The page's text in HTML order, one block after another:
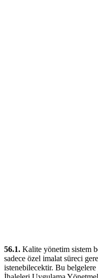
56.1. Kalite yönetim sistem
sadece özel imalat süreci
istenebilecektir. Bu